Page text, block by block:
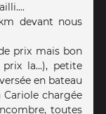
devant nous
prix mais bon
la...), petite
en bateau
chargée
toutes